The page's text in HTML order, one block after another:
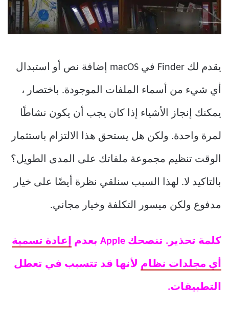
يقدم لك Finder في macOS إضافة نص أو استبدال
أي شيء من أسماء الملفات الموجودة. باختصار ،
يمكنك إنجاز الأشياء إذا كان يجب أن يكون نشاطًا
لمرة واحدة. ولكن هل يستحق هذا الالتزام باستثمار
الوقت تنظيم مجموعة ملفاتك على المدى الطويل؟
بالتاكيد لا. لهذا السبب سنلقي نظرة أيضًا على خيار
مدفوع ولكن ميسور التكلفة وخيار مجاني.
كلمة تحذير. تنصحك Apple بعدم إعادة تسمية
أي مجلدات نظام لأنها قد تتسبب في تعطل
التطبيقات.